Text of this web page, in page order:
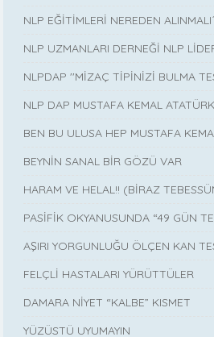
NLP EĞİTİMLERİ NEREDEN
NLP UZMANLARI DERNEĞİ NLP
NLPDAP ''MİZAÇ TİPİNİZİ BULMA
NLP DAP MUSTAFA KEMAL ATATÜRK
BEN BU ULUSA HEP MUSTAFA
BEYNİN SANAL BİR GÖZÜ VAR
HARAM VE HELAL!! (BİRAZ
PASİFİK OKYANUSUNDA “49 GÜN
AŞIRI YORGUNLUĞU ÖLÇEN KAN
FELÇLİ HASTALARI YÜRÜTTÜLER
DAMARA NİYET “KALBE” KISMET
YÜZÜSTÜ UYUMAYIN